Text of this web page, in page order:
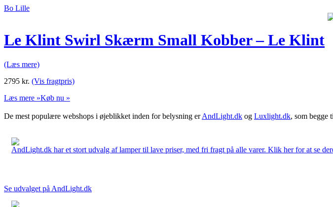
Bo Lille
Le Klint Swirl Skærm Small Kobber – Le Klint
(Læs mere)
2795 kr. (Vis fragtpris)
Læs mere »Køb nu »
De mest populære webshops i øjeblikket inden for belysning erAndLight.dk og Luxlight.dk, som begge
AndLight.dk har et stort udvalg af lamper til lave priser, med fri fragt på alle varer. Klik her for at se
Se udvalget på AndLight.dk